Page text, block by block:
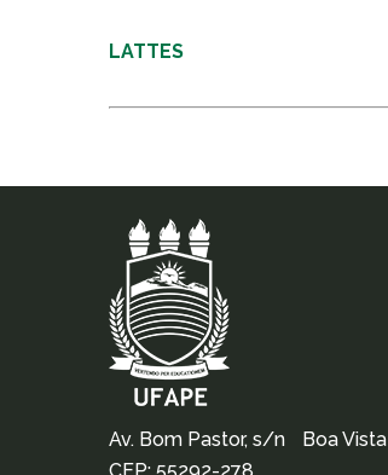
LATTES
Av. Bom Pastor, s/n Boa Vista